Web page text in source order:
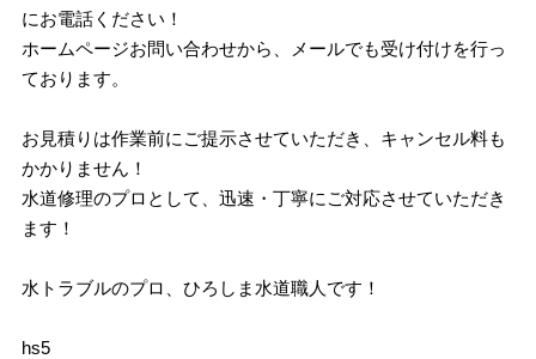
にお電話ください！
ホームページお問い合わせから、メールでも受け付けを行っ
ております。
お見積りは作業前にご提示させていただき、キャンセル料も
かかりません！
水道修理のプロとして、迅速・丁寧にご対応させていただき
ます！
水トラブルのプロ、ひろしま水道職人です！
hs5